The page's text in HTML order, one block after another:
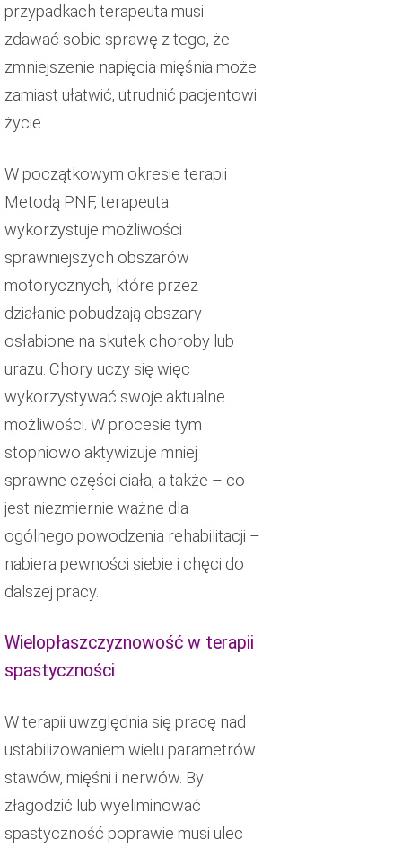
przypadkach terapeuta musi
zdawać sobie sprawę z tego, że
zmniejszenie napięcia mięśnia może
zamiast ułatwić, utrudnić pacjentowi
życie.
W początkowym okresie terapii
Metodą PNF, terapeuta
wykorzystuje możliwości
sprawniejszych obszarów
motorycznych, które przez
działanie pobudzają obszary
osłabione na skutek choroby lub
urazu. Chory uczy się więc
wykorzystywać swoje aktualne
możliwości. W procesie tym
stopniowo aktywizuje mniej
sprawne części ciała, a także – co
jest niezmiernie ważne dla
ogólnego powodzenia rehabilitacji –
nabiera pewności siebie i chęci do
dalszej pracy.
Wielopłaszczyznowość w terapii
spastyczności
W terapii uwzględnia się pracę nad
ustabilizowaniem wielu parametrów
stawów, mięśni i nerwów. By
złagodzić lub wyeliminować
spastyczność poprawie musi ulec